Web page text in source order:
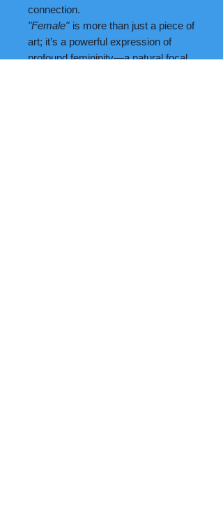
connection.
"Female" is more than just a piece of
art; it’s a powerful expression of
profound femininity—a natural focal